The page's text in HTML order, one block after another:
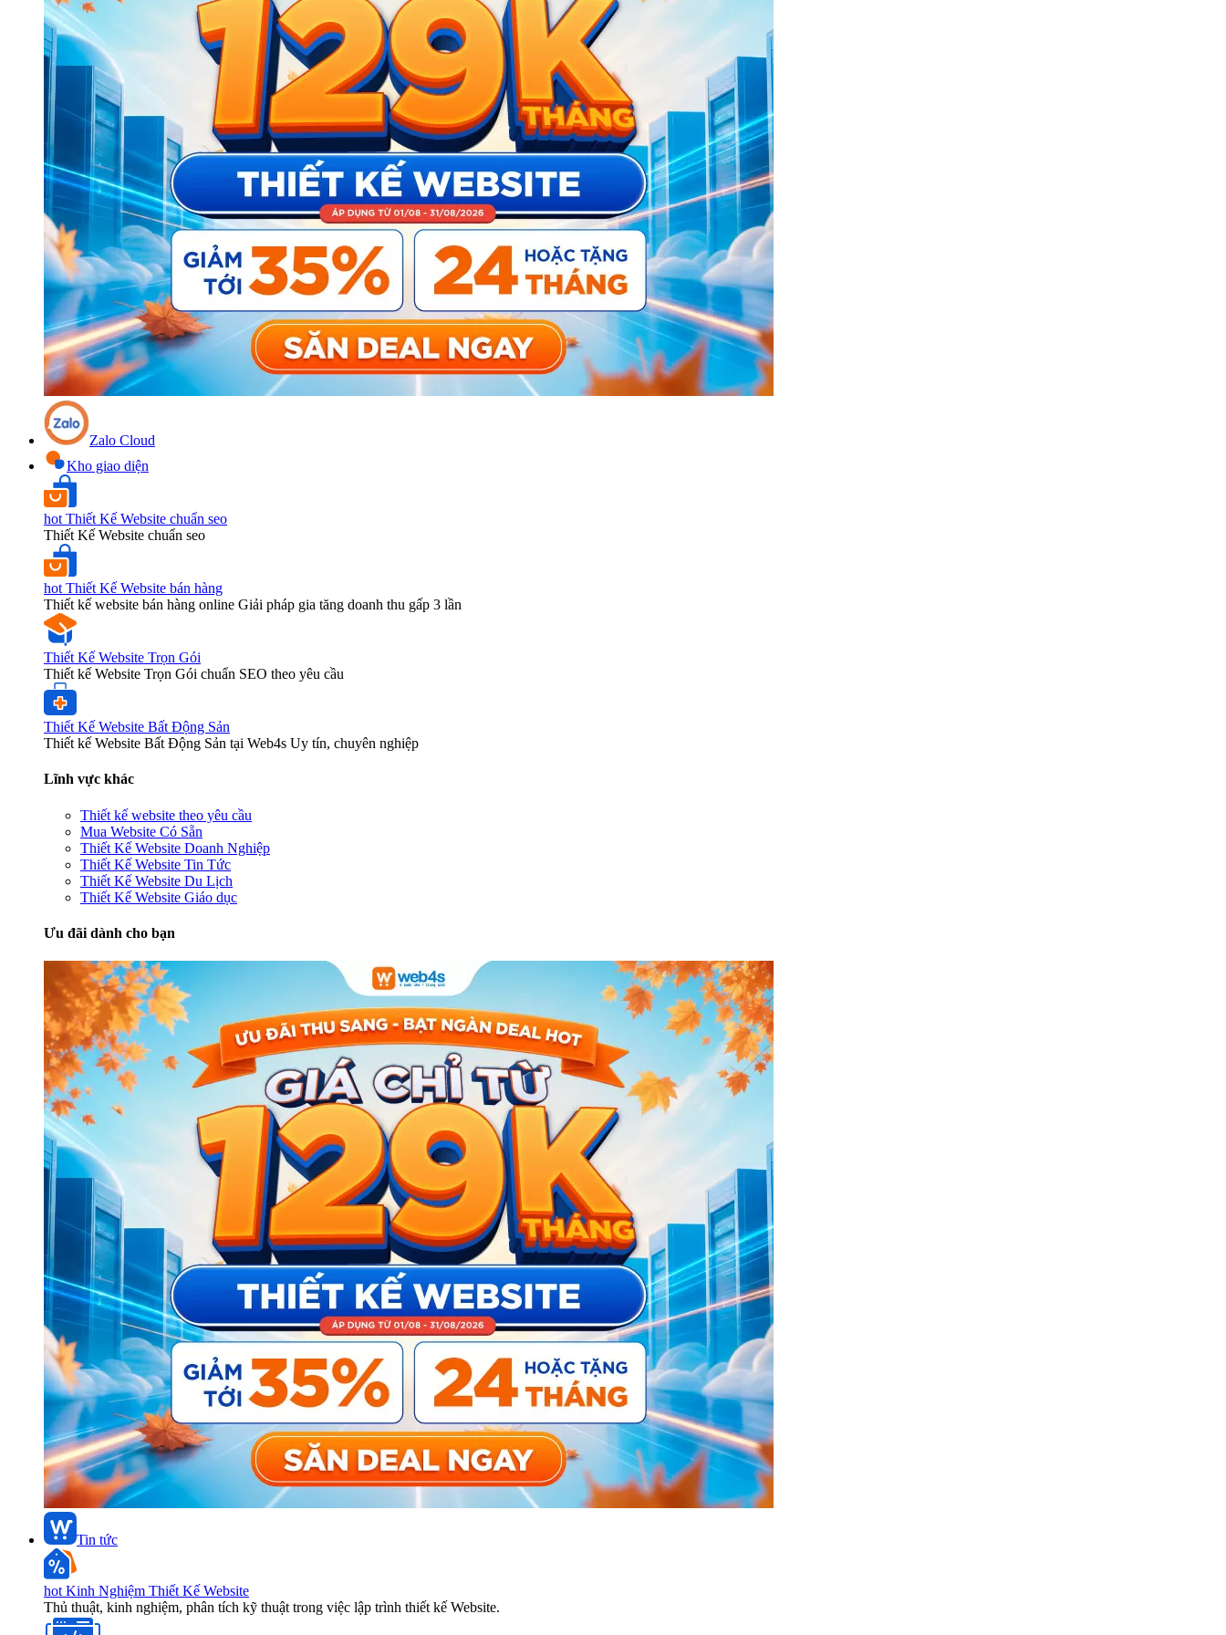
Zalo Cloud
Kho giao diện
hot Thiết Kế Website chuẩn seo
Thiết Kế Website chuẩn seo
hot Thiết Kế Website bán hàng
Thiết kế website bán hàng online Giải pháp gia tăng doanh thu gấp 3 lần
Thiết Kế Website Trọn Gói
Thiết kế Website Trọn Gói chuẩn SEO theo yêu cầu
Thiết Kế Website Bất Động Sản
Thiết kế Website Bất Động Sản tại Web4s Uy tín, chuyên nghiệp
Lĩnh vực khác
Thiết kế website theo yêu cầu
Mua Website Có Sẵn
Thiết Kế Website Doanh Nghiệp
Thiết Kế Website Tin Tức
Thiết Kế Website Du Lịch
Thiết Kế Website Giáo dục
Ưu đãi dành cho bạn
Tin tức
hot Kinh Nghiệm Thiết Kế Website
Thủ thuật, kinh nghiệm, phân tích kỹ thuật trong việc lập trình thiết kế Website.